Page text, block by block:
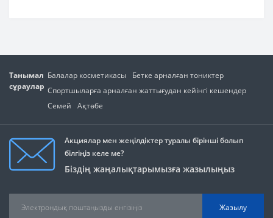
Танымал
сұраулар
Балалар косметикасы
Бетке арналған тониктер
Спортшыларға арналған жаттығудан кейінгі кешендер
Семей
Ақтөбе
Акциялар мен жеңілдіктер туралы бірінші болып
білгіңіз келе ме?
Біздің жаңалықтарымызға жазылыңыз
Жазылу